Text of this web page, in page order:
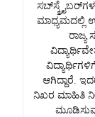
ಮಾಧ್ಯಮದಲ್ಲಿ
ರಾಜ್ಯ
ಆಗಿದ್ದಾರೆ.
ನಿಖರ ಮಾಹಿತಿ